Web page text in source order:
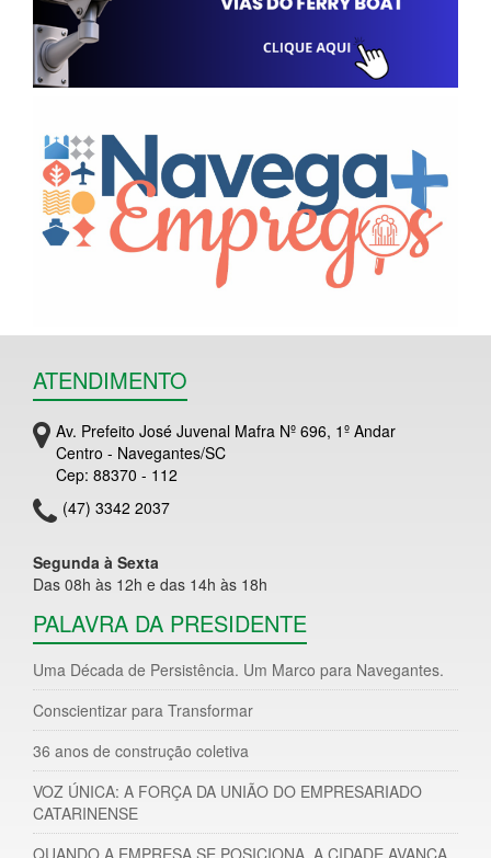
ATENDIMENTO
Av. Prefeito José Juvenal Mafra Nº 696, 1º Andar
Centro - Navegantes/SC
Cep: 88370 - 112
(47) 3342 2037
Segunda à Sexta
Das 08h às 12h e das 14h às 18h
PALAVRA DA PRESIDENTE
Uma Década de Persistência. Um Marco para Navegantes.
Conscientizar para Transformar
36 anos de construção coletiva
VOZ ÚNICA: A FORÇA DA UNIÃO DO EMPRESARIADO
CATARINENSE